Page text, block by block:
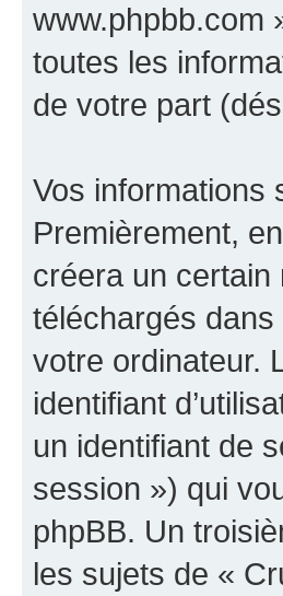
www.phpbb.com
toutes les
de votre part
Vos informations
Premièrement,
créera un
téléchargés
votre ordinateur.
identifiant
un identifiant de
session ») qui
phpBB. Un
les sujets de «